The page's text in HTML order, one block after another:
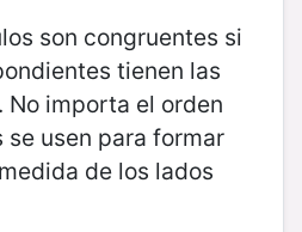
son congruentes si
tienen las
No importa el orden
se usen para formar
de los lados